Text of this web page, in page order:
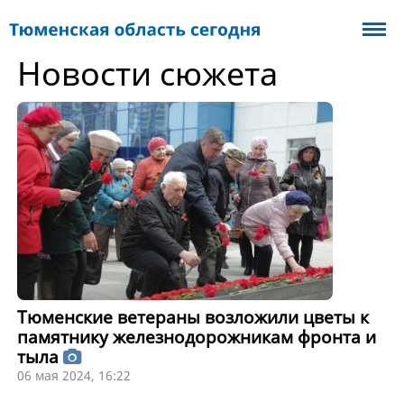
Новости сюжета
Тюменские ветераны возложили цветы к
памятнику железнодорожникам фронта и
тыла
06 мая 2024, 16:22